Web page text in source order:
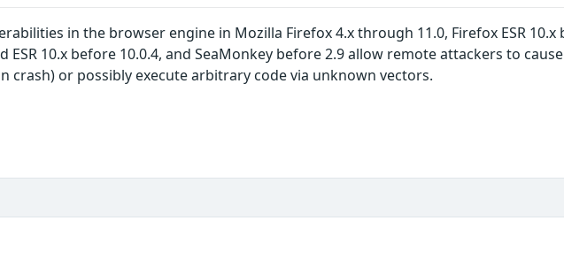
in the browser engine in Mozilla Firefox 4.x through 11.0, Firefox ESR 10.x
10.x before 10.0.4, and SeaMonkey before 2.9 allow remote attackers to
crash) or possibly execute arbitrary code via unknown vectors.